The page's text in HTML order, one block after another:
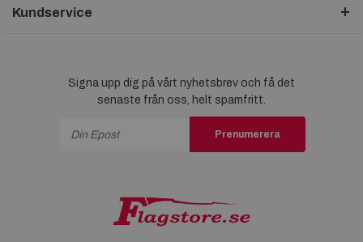
Kundservice
Signa upp dig på vårt nyhetsbrev och få det
senaste från oss, helt spamfritt.
Prenumerera